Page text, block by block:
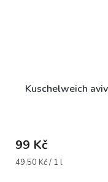
Kuschelweich
99 Kč
Měrná
49,50 Kč / 1 l